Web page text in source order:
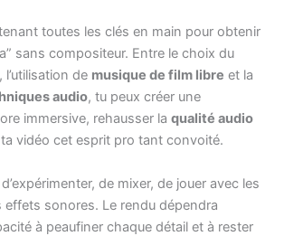
toutes les clés en main pour obtenir
sans compositeur. Entre le choix du
, l’utilisation de musique de film libre et la
audio, tu peux créer une
immersive, rehausser laqualité audio
vidéo cet esprit pro tant convoité.
de mixer, de jouer avec les
effets sonores. Le rendu dépendra
à peaufiner chaque détail et à rester